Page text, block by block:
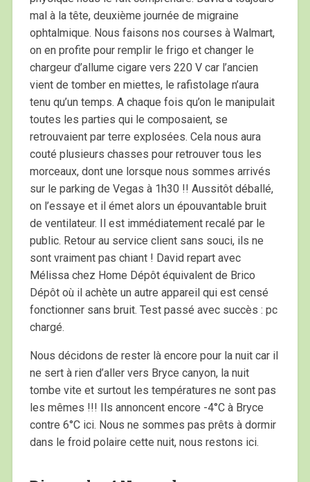
mal à la tête, deuxième journée de migraine
ophtalmique. Nous faisons nos courses à Walmart,
on en profite pour remplir le frigo et changer le
chargeur d’allume cigare vers 220 V car l’ancien
vient de tomber en miettes, le rafistolage n’aura
tenu qu’un temps. A chaque fois qu’on le manipulait
toutes les parties qui le composaient, se
retrouvaient par terre explosées. Cela nous aura
couté plusieurs chasses pour retrouver tous les
morceaux, dont une lorsque nous sommes arrivés
sur le parking de Vegas à 1h30 !! Aussitôt déballé,
on l’essaye et il émet alors un épouvantable bruit
de ventilateur. Il est immédiatement recalé par le
public. Retour au service client sans souci, ils ne
sont vraiment pas chiant ! David repart avec
Mélissa chez Home Dépôt équivalent de Brico
Dépôt où il achète un autre appareil qui est censé
fonctionner sans bruit. Test passé avec succès : pc
chargé.
Nous décidons de rester là encore pour la nuit car il
ne sert à rien d’aller vers Bryce canyon, la nuit
tombe vite et surtout les températures ne sont pas
les mêmes !!! Ils annoncent encore -4°C à Bryce
contre 6°C ici. Nous ne sommes pas prêts à dormir
dans le froid polaire cette nuit, nous restons ici.